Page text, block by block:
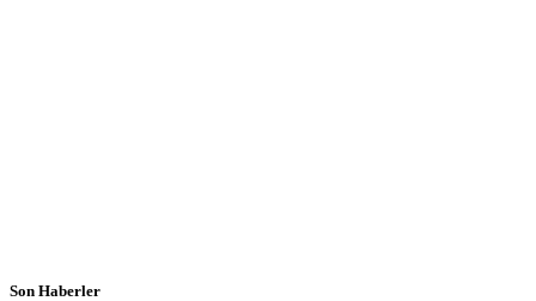
Son Haberler